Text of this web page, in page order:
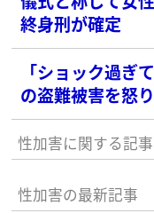
終身刑が確定
「ショック過ぎ
の盗難被害を怒
が付着
性加害に関する記事
性加害の最新記事